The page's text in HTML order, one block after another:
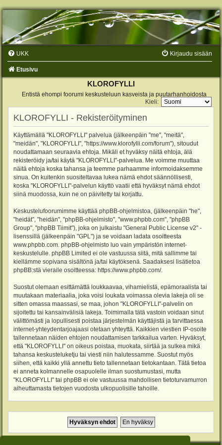
UKK Kirjaudu sisään
Etusivu
KLOROFYLLI
Entistä ehompi foorumi keskusteluun kasveista ja puutarhanhoidosta
Kieli:
KLOROFYLLI - Rekisteröityminen
Käyttämällä "KLOROFYLLI" palvelua (jälkeenpäin "me", "meitä",
"meidän", "KLOROFYLLI", "https://www.klorofylli.com/forum"), sitoudut
noudattamaan seuraavia ehtoja. Mikäli et hyväksy näitä ehtoja, älä
rekisteröidy ja/tai käytä "KLOROFYLLI"-palvelua. Me voimme muuttaa
näitä ehtoja koska tahansa ja teemme parhaamme informoidaksemme
sinua. On kuitenkin suositeltavaa lukea nämä ehdot säännöllisesti,
koska "KLOROFYLLI"-palvelun käyttö vaatii että hyväksyt nämä ehdot
siinä muodossa, kuin ne on päivitetty tai korjattu.
Keskustelufoorumimme käyttää phpBB-ohjelmistoa, (jälkeenpäin "he",
"heidät", "heidän", "phpBB-ohjelmisto", "www.phpbb.com", "phpBB
Group", "phpBB Tiimit"), joka on julkaistu "General Public License v2" -
lisenssillä (jälkeenpäin "GPL") ja se voidaan ladata osoitteesta
www.phpbb.com . phpBB-ohjelmisto luo vain ympäristön internet-
keskustelulle. phpBB Limited ei ole vastuussa siitä, mitä sallimme tai
kiellämme sopivana sisältönä ja/tai käytöksenä. Saadaksesi lisätietoa
phpBB:stä vieraile osoitteessa: https://www.phpbb.com/.
Suostut olemaan esittämättä loukkaavaa, vihamielistä, epämoraalista tai
muutakaan materiaalia, joka voisi loukata voimassa olevia lakeja oli se
sitten omassa maassasi, se maa, johon "KLOROFYLLI"-palvelin on
sijoitettu tai kansainvälisiä lakeja. Toimimalla tätä vastoin voidaan sinut
välittömästi ja lopullisesti poistaa järjestelmän käyttäjistä ja tarvittaessa
internet-yhteydentarjoajaasi otetaan yhteyttä. Kaikkien viestien IP-osoite
tallennetaan näiden ehtojen noudattamisen tarkkailua varten. Hyväksyt,
että "KLOROFYLLI" on oikeus poistaa, muokata, siirtää ja sulkea mikä
tahansa keskusteluketju tai viesti niin halutessamme. Suostut myös
siihen, että kaikki yllä annettu tieto tallennetaan tietokantaan. Tätä tietoa
ei anneta kolmannelle osapuolelle ilman suostumustasi, mutta
"KLOROFYLLI" tai phpBB ei ole vastuussa mahdollisen tietoturvamurron
aiheuttamasta tietojen vuodosta ulkopuolisille tahoille.